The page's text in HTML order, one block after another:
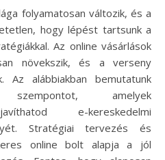
hogy lépést tartsunk a
Az online vásárlások
növekszik, és a verseny
Az alábbiakban bemutatunk
amelyek
e-kereskedelmi
Stratégiai tervezés és
online bolt alapja a jól